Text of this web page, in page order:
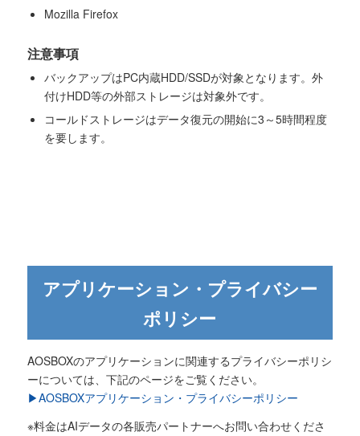
Mozilla Firefox
注意事項
バックアップはPC内蔵HDD/SSDが対象となります。外
付けHDD等の外部ストレージは対象外です。
コールドストレージはデータ復元の開始に3～5時間程度
を要します。
アプリケーション・プライバシー
ポリシー
AOSBOXのアプリケーションに関連するプライバシーポリシ
ーについては、下記のページをご覧ください。
▶AOSBOXアプリケーション・プライバシーポリシー
※料金はAIデータの各販売パートナーへお問い合わせくださ